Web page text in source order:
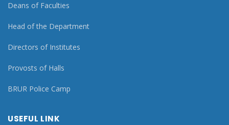
Deans of Faculties
Head of the Department
Directors of Institutes
Provosts of Halls
BRUR Police Camp
USEFUL LINK